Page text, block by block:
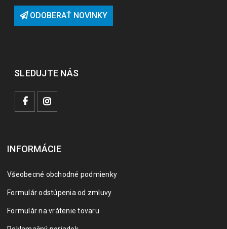
ODOBERAŤ NOVINKY
SLEDUJTE NÁS
INFORMÁCIE
Všeobecné obchodné podmienky
Formulár odstúpenia od zmluvy
Formulár na vrátenie tovaru